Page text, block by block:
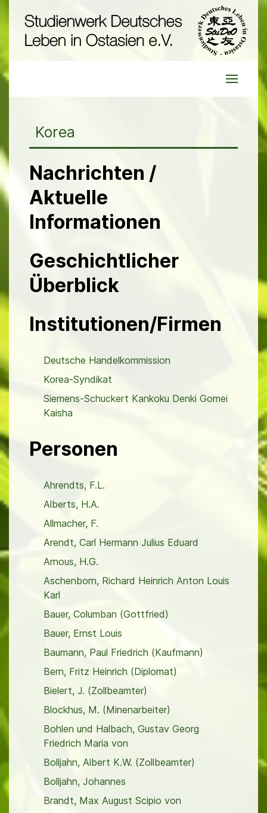
Korea
Nachrichten /
Aktuelle
Informationen
Geschichtlicher
Überblick
Institutionen/Firmen
Deutsche Handelkommission
Korea-Syndikat
Siemens-Schuckert Kankoku Denki Gomei
Kaisha
Personen
Ahrendts, F.L.
Alberts, H.A.
Allmacher, F.
Arendt, Carl Hermann Julius Eduard
Arnous, H.G.
Aschenborn, Richard Heinrich Anton Louis
Karl
Bauer, Columban (Gottfried)
Bauer, Ernst Louis
Baumann, Paul Friedrich (Kaufmann)
Bern, Fritz Heinrich (Diplomat)
Bielert, J. (Zollbeamter)
Blockhus, M. (Minenarbeiter)
Bohlen und Halbach, Gustav Georg
Friedrich Maria von
Bolljahn, Albert K.W. (Zollbeamter)
Bolljahn, Johannes
Brandt, Max August Scipio von